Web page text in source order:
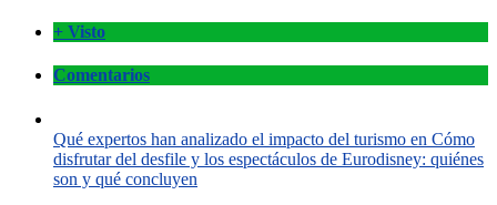
+ Visto
Comentarios
Qué expertos han analizado el impacto del turismo en Cómo
disfrutar del desfile y los espectáculos de Eurodisney: quiénes
son y qué concluyen